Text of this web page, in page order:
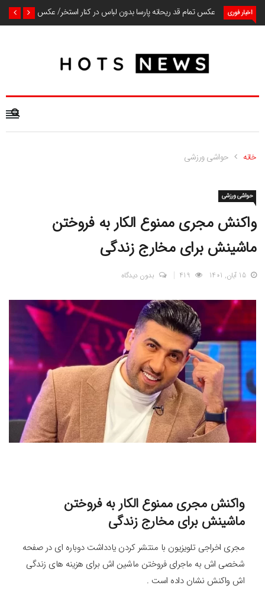
اخبار فوری عکس تمام قد ریحانه پارسا بدون لباس در کنار استخر/ عکس
خانه حواشی ورزشی
حواشی ورزشی
واکنش مجری ممنوع الکار به فروختن
ماشینش برای مخارج زندگی
15 آبان, 1401 بدون دیدگاه
واکنش مجری ممنوع الکار به فروختن
ماشینش برای مخارج زندگی
مجری اخراجی تلویزیون با منتشر کردن یادداشت دوباره ای در صفحه
شخصی اش به ماجرای فروختن ماشین اش برای هزینه های زندگی
اش واکنش نشان داده است .